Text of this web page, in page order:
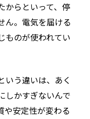
からといって、停
ん。電気を届ける
ものが使われてい
いう違いは、あく
しかすぎないんで
や安定性が変わる